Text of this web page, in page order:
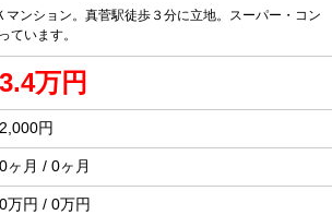
マンション。真菅駅徒歩３分に立地。スーパー・コン
ています。
3.4万円
2,000円
0ヶ月 / 0ヶ月
0万円 / 0万円